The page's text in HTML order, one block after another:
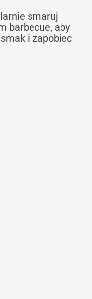
smaruj
barbecue, aby
i zapobiec